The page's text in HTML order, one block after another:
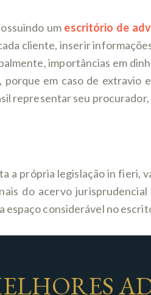
um escritório de
cliente, inserir
importâncias em
em caso de extravio
representar seu
própria legislação in fieri,
do acervo
considerável no